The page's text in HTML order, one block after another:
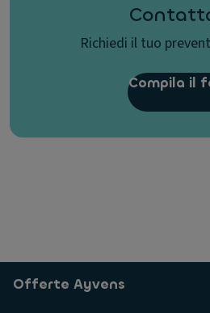
Richiedi il tuo
Compila il
Offerte Ayvens